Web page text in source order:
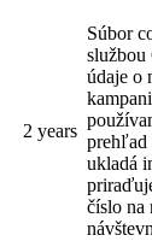
2 years
Súbor
službou
údaje o
prehľad
ukladá
číslo na